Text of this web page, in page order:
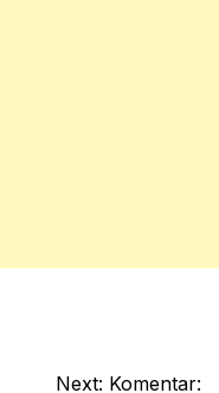
Next: Komentar: